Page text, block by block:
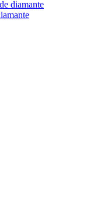
diamante